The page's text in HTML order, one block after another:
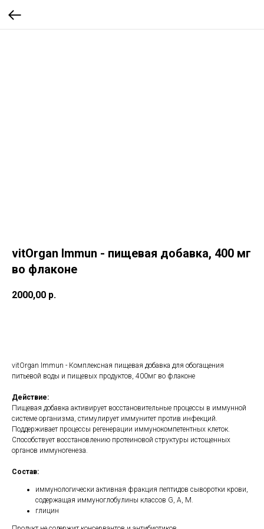
vitOrgan Immun - пищевая добавка, 400 мг
во флаконе
2000,00 р.
vitOrgan Immun - Комплексная пищевая добавка для обогащения
питьевой воды и пищевых продуктов, 400мг во флаконе
Действие:
Пищевая добавка активирует восстановительные процессы в иммунной
системе организма, стимулирует иммунитет против инфекций.
Поддерживает процессы регенерации иммунокомпетентных клеток.
Способствует восстановлению протеиновой структуры истощенных
органов иммуногенеза.
Состав:
иммунологически активная фракция пептидов сыворотки крови,
содержащая иммуноглобулины классов G, A, M.
глицин